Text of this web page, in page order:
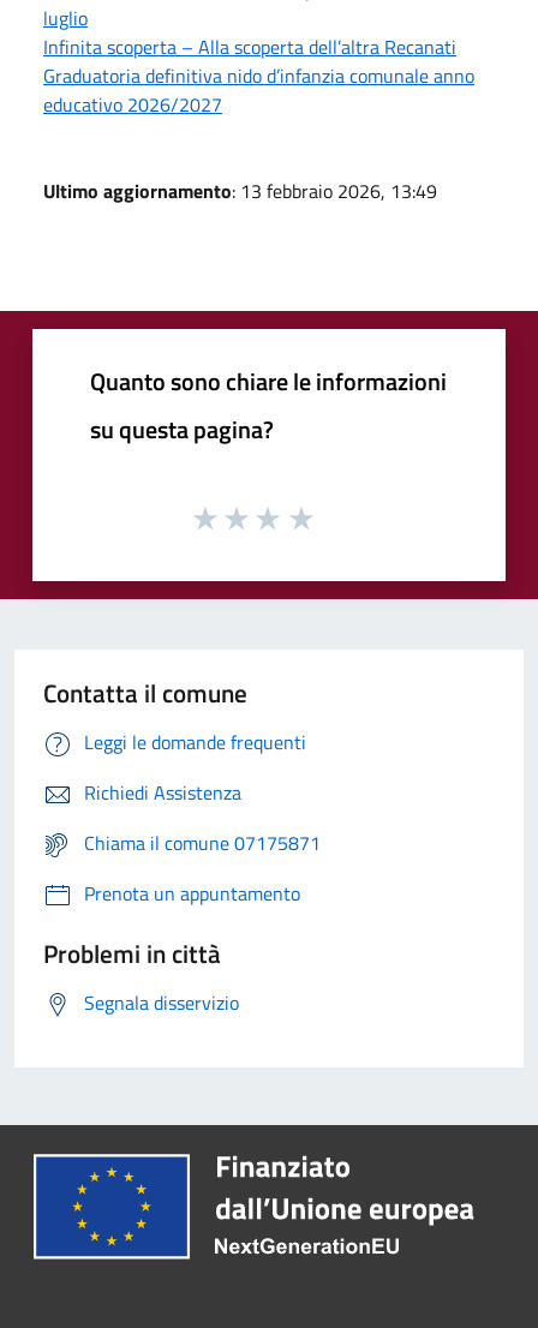
luglio
Infinita scoperta – Alla scoperta dell’altra Recanati
Graduatoria definitiva nido d’infanzia comunale anno
educativo 2026/2027
Ultimo aggiornamento: 13 febbraio 2026, 13:49
Quanto sono chiare le informazioni
su questa pagina?
Contatta il comune
Leggi le domande frequenti
Richiedi Assistenza
Chiama il comune 07175871
Prenota un appuntamento
Problemi in città
Segnala disservizio